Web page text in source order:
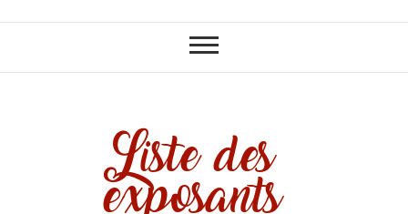
Liste des